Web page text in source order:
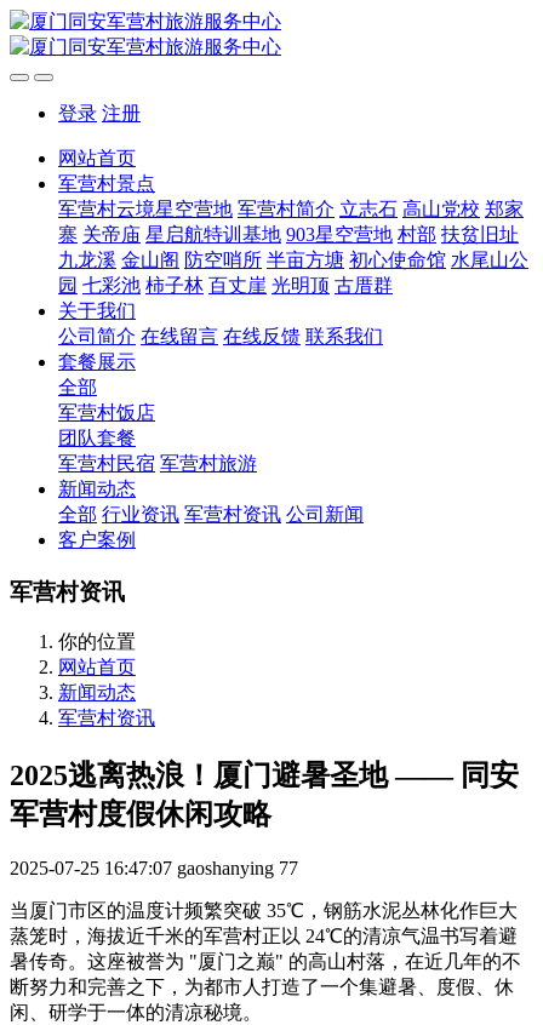
登录 注册
网站首页
军营村景点
军营村云境星空营地 军营村简介 立志石 高山党校 郑家
寨 关帝庙 星启航特训基地 903星空营地 村部 扶贫旧址
九龙溪 金山阁 防空哨所 半亩方塘 初心使命馆 水尾山公
园 七彩池 柿子林 百丈崖 光明顶 古厝群
关于我们
公司简介 在线留言 在线反馈 联系我们
套餐展示
全部
军营村饭店
团队套餐
军营村民宿 军营村旅游
新闻动态
全部 行业资讯 军营村资讯 公司新闻
客户案例
军营村资讯
你的位置
网站首页
新闻动态
军营村资讯
2025逃离热浪！厦门避暑圣地 —— 同安
军营村度假休闲攻略
2025-07-25 16:47:07 gaoshanying 77
当厦门市区的温度计频繁突破 35℃，钢筋水泥丛林化作巨大
蒸笼时，海拔近千米的军营村正以 24℃的清凉气温书写着避
暑传奇。这座被誉为 "厦门之巅" 的高山村落，在近几年的不
断努力和完善之下，为都市人打造了一个集避暑、度假、休
闲、研学于一体的清凉秘境。